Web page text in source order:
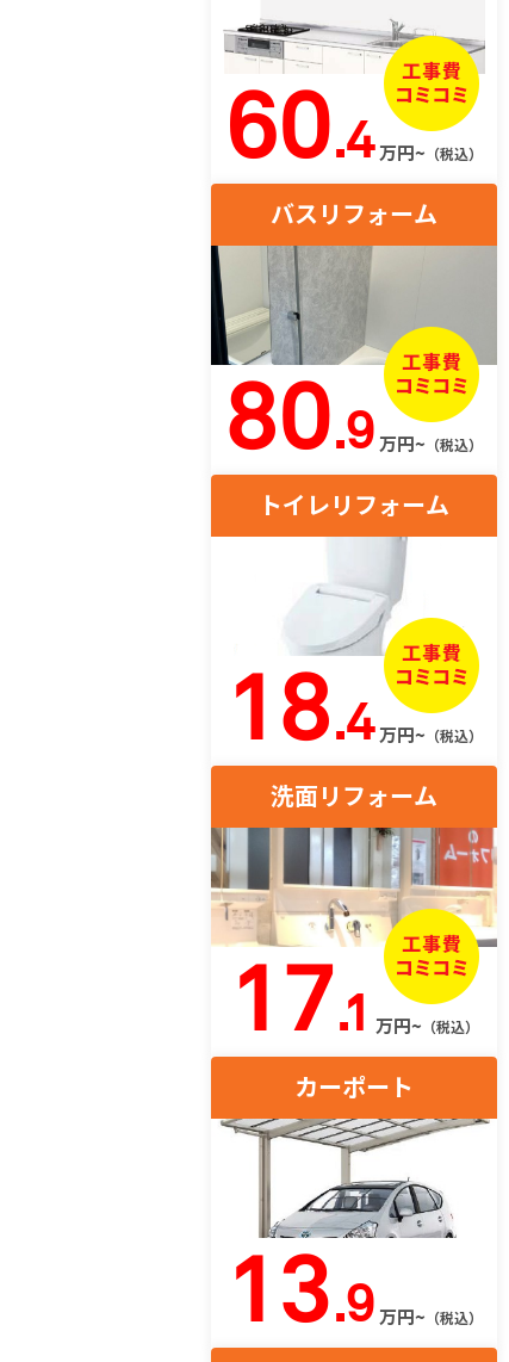
60.4万円~ （税込）
バスリフォーム
80.9 万円~ （税込）
トイレリフォーム
18.4万円~ （税込）
洗面リフォーム
17.1 万円~ （税込）
カーポート
13.9 万円~ （税込）